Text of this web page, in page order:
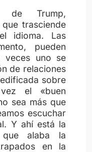
de Trump,
trasciende
idioma. Las
pueden
veces uno se
de relaciones
sobre
el «buen
sea más que
escuchar
Y ahí está la
alaba la
en la